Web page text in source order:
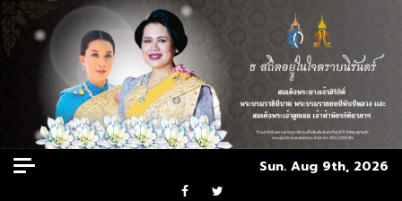
Skip
to
Sun. Aug 9th, 2026
Facebook
Twitter